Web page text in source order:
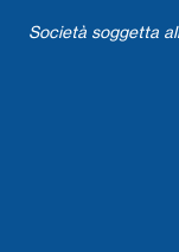
Società soggetta